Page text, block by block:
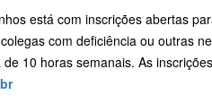
está com inscrições abertas
colegas com deficiência ou outras
de 10 horas semanais. As inscrições
br